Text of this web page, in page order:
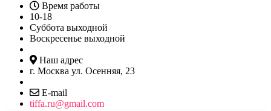
Время работы
10-18
Суббота выходной
Воскресенье выходной
Наш адрес
г. Москва ул. Осенняя, 23
E-mail
tiffa.ru@gmail.com